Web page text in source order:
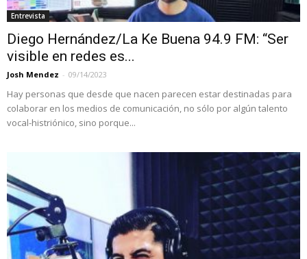
Entrevista
Diego Hernández/La Ke Buena 94.9 FM: “Ser
visible en redes es...
Josh Mendez - 09/14/2023
Hay personas que desde que nacen parecen estar destinadas para
colaborar en los medios de comunicación, no sólo por algún talento
vocal-histriónico, sino porque...